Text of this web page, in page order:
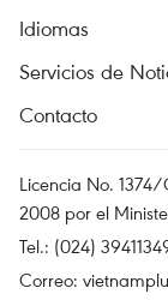
Idiomas
Servicios de
Contacto
Licencia No. 1374/
2008 por el
Tel.: (024)
Correo: